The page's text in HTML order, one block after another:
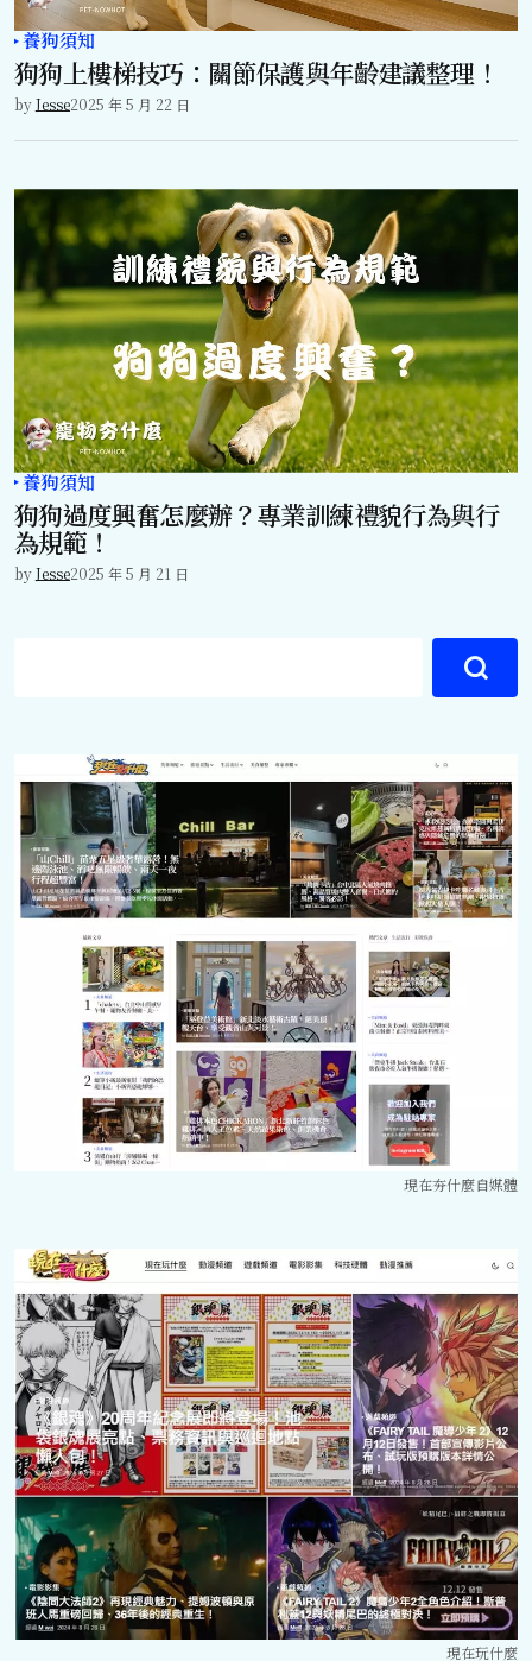
養狗須知
狗狗上樓梯技巧：關節保護與年齡建議整理！
byJesse2025 年 5 月 22 日
養狗須知
狗狗過度興奮怎麼辦？專業訓練禮貌行為與行
為規範！
byJesse2025 年 5 月 21 日
現在夯什麼自媒體
現在玩什麼